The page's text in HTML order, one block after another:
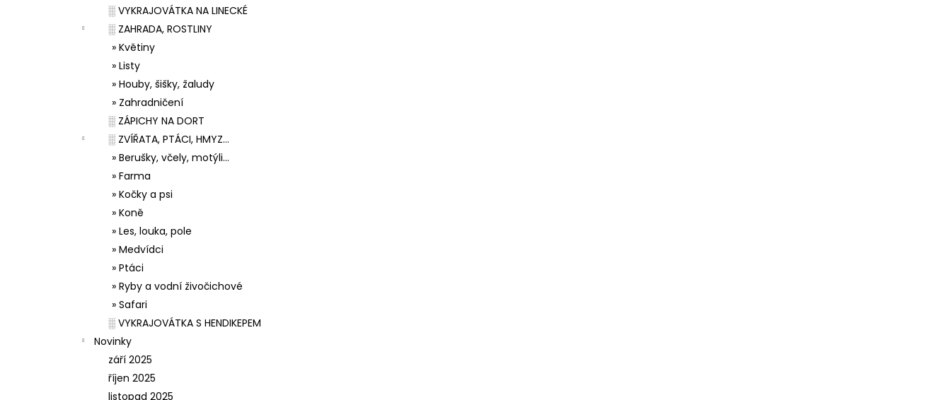
░ VYKRAJOVÁTKA NA LINECKÉ
░ ZAHRADA, ROSTLINY
» Květiny
» Listy
» Houby, šišky, žaludy
» Zahradničení
░ ZÁPICHY NA DORT
░ ZVÍŘATA, PTÁCI, HMYZ...
» Berušky, včely, motýli...
» Farma
» Kočky a psi
» Koně
» Les, louka, pole
» Medvídci
» Ptáci
» Ryby a vodní živočichové
» Safari
░ VYKRAJOVÁTKA S HENDIKEPEM
Novinky
září 2025
říjen 2025
listopad 2025